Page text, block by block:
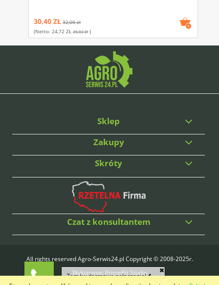
30,40 ZŁ 32,00 zł
(netto:24,72 ZŁ 26,02 Zł)
Sklep
Zakupy
Skróty
Czat z konsultantem
All rights reserved Agro-Serwis24.pl Copyright © 2008-2025r.
Wykonanie: PrimeBit Studio
Zamów darmowe połączenie!